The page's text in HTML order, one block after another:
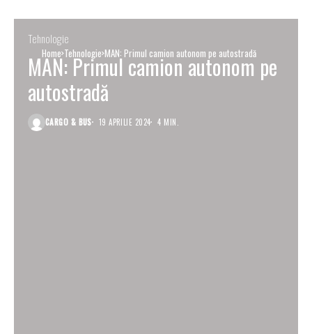
Home Tehnologie MAN: Primul camion autonom pe autostradă
Tehnologie
MAN: Primul camion autonom pe
autostradă
CARGO & BUS 19 APRILIE 2024 4 MIN.